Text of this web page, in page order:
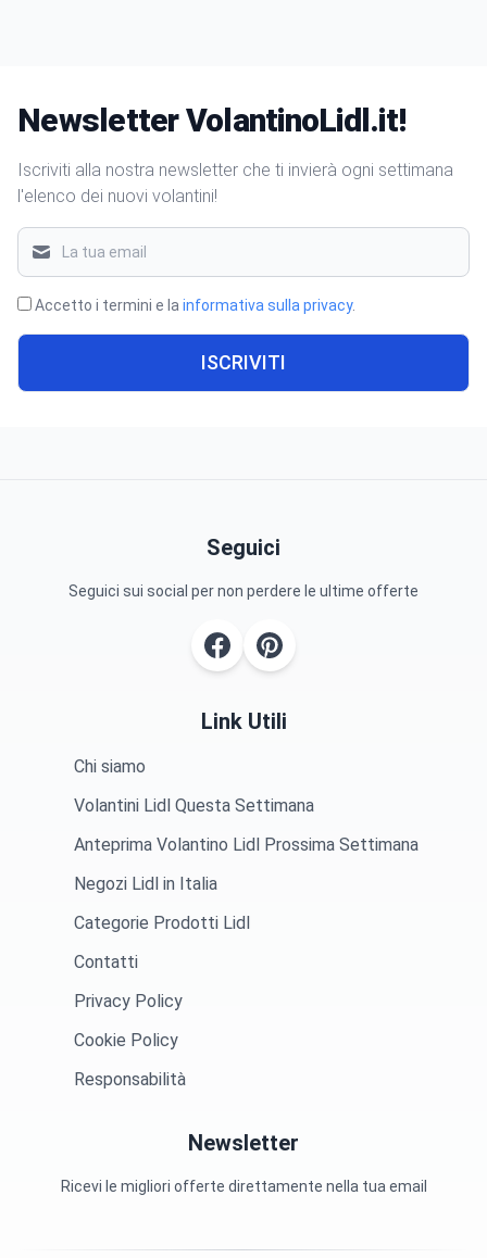
Newsletter VolantinoLidl.it!
Iscriviti alla nostra newsletter che ti invierà ogni settimana
l'elenco dei nuovi volantini!
Accetto i termini e la informativa sulla privacy.
ISCRIVITI
Seguici
Seguici sui social per non perdere le ultime offerte
Link Utili
Chi siamo
Volantini Lidl Questa Settimana
Anteprima Volantino Lidl Prossima Settimana
Negozi Lidl in Italia
Categorie Prodotti Lidl
Contatti
Privacy Policy
Cookie Policy
Responsabilità
Newsletter
Ricevi le migliori offerte direttamente nella tua email